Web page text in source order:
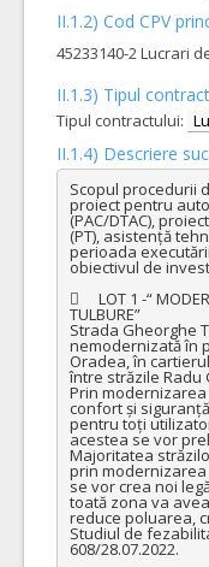
II.1.2) Cod CPV
45233140-2 Lucrari
II.1.3) Tipul
Tipul contractului:
II.1.4) Descriere
Scopul procedurii
proiect pentru
(PAC/DTAC),
(PT), asistență
perioada
obiectivul de
	LOT 1 -“ MODERNIZARE STRADA GHEORGHE
TULBURE”
Strada Gheorghe
nemodernizată în
Oradea, în
între străzile Radu
Prin
confort și
pentru toți
acestea se vor
Majoritatea
prin modernizarea
se vor crea noi
toată zona va
reduce poluarea,
Studiul de
608/28.07.2022.